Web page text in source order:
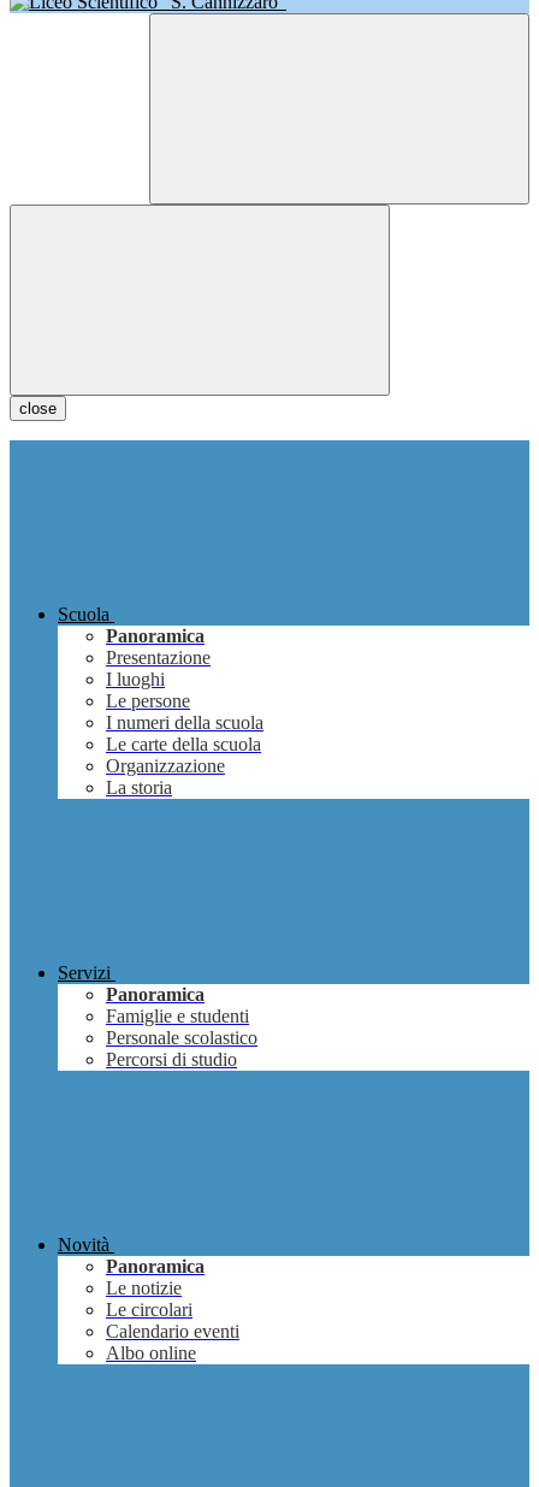
close
Scuola
Panoramica
Presentazione
I luoghi
Le persone
I numeri della scuola
Le carte della scuola
Organizzazione
La storia
Servizi
Panoramica
Famiglie e studenti
Personale scolastico
Percorsi di studio
Novità
Panoramica
Le notizie
Le circolari
Calendario eventi
Albo online